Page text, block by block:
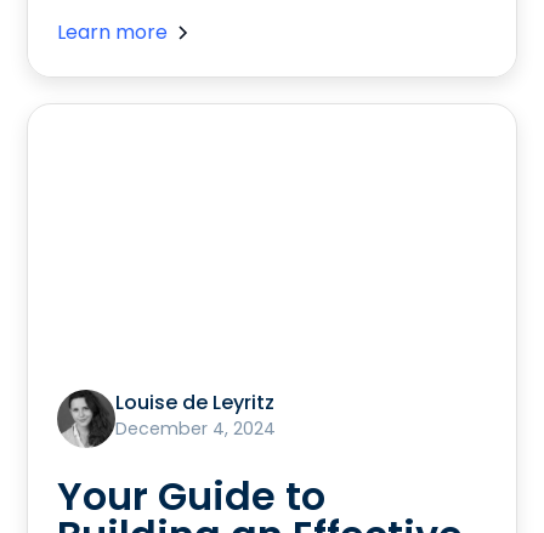
Learn more
Louise de Leyritz
December 4, 2024
Your Guide to